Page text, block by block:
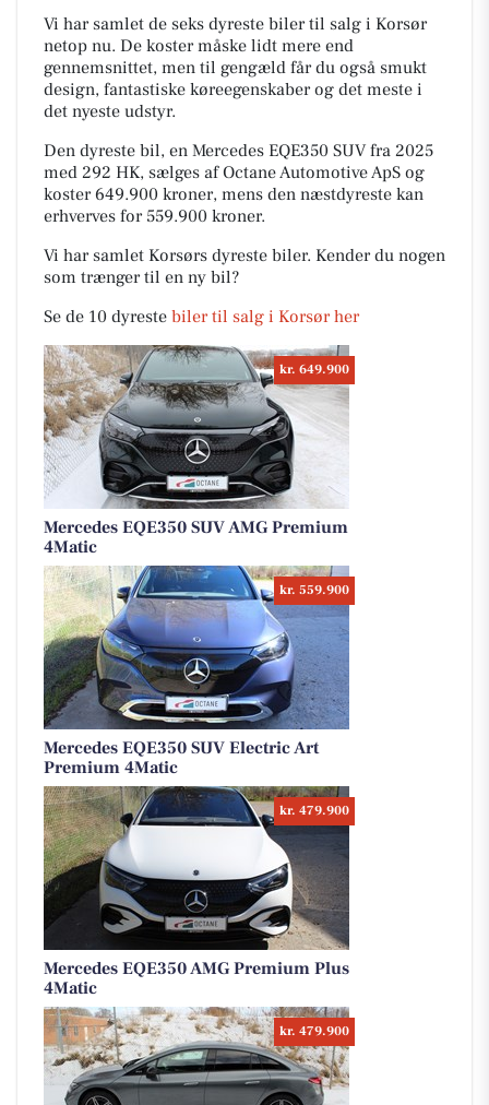
Vi har samlet de seks dyreste biler til salg i Korsør
netop nu. De koster måske lidt mere end
gennemsnittet, men til gengæld får du også smukt
design, fantastiske køreegenskaber og det meste i
det nyeste udstyr.
Den dyreste bil, en Mercedes EQE350 SUV fra 2025
med 292 HK, sælges af Octane Automotive ApS og
koster 649.900 kroner, mens den næstdyreste kan
erhverves for 559.900 kroner.
Vi har samlet Korsørs dyreste biler. Kender du nogen
som trænger til en ny bil?
Se de 10 dyreste biler til salg i Korsør her
kr. 649.900
Mercedes EQE350 SUV AMG Premium
4Matic
kr. 559.900
Mercedes EQE350 SUV Electric Art
Premium 4Matic
kr. 479.900
Mercedes EQE350 AMG Premium Plus
4Matic
kr. 479.900